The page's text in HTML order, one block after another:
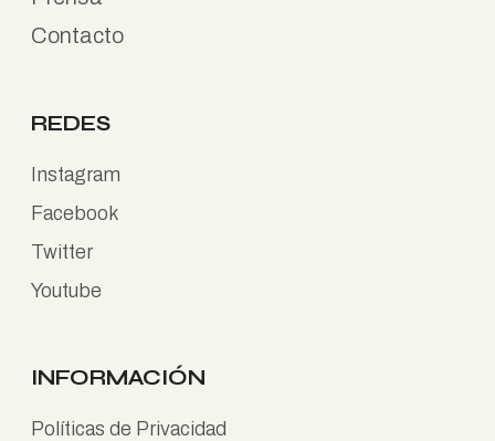
Contacto
REDES
Instagram
Facebook
Twitter
Youtube
INFORMACIÓN
Políticas de Privacidad